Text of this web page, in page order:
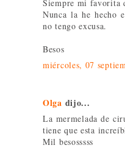
Siempre mi favorita
Nunca la he hecho
no tengo excusa.
Besos
miércoles, 07
Olga dijo...
La mermelada de
tiene que esta
Mil besosssss